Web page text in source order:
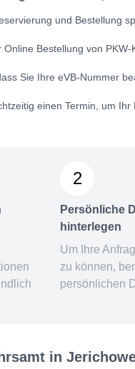
und Bestellung
Online Bestellung von
Sie Ihre eVB-Nummer
einen Termin, um
2
Persönliche
hinterlegen
Um Ihre
zu können,
persönlichen
in